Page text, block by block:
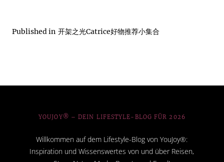
Published in 开架之光Catrice好物推荐小集合
YOUJOY® – DEIN LIFESTYLE-BLOG FÜR 2026
Willkommen auf dem Lifestyle-Blog von YouJoy®:
Inspiration und Wissenswertes von und über Reisen,